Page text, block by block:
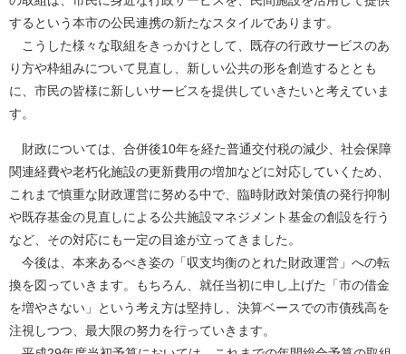
するという本市の公民連携の新たなスタイルであります。
こうした様々な取組をきっかけとして、既存の行政サービスのあ
り方や枠組みについて見直し、新しい公共の形を創造するととも
に、市民の皆様に新しいサービスを提供していきたいと考えていま
す。
財政については、合併後10年を経た普通交付税の減少、社会保障
関連経費や老朽化施設の更新費用の増加などに対応していくため、
これまで慎重な財政運営に努める中で、臨時財政対策債の発行抑制
や既存基金の見直しによる公共施設マネジメント基金の創設を行う
など、その対応にも一定の目途が立ってきました。
今後は、本来あるべき姿の「収支均衡のとれた財政運営」への転
換を図っていきます。もちろん、就任当初に申し上げた「市の借金
を増やさない」という考え方は堅持し、決算ベースでの市債残高を
注視しつつ、最大限の努力を行っていきます。